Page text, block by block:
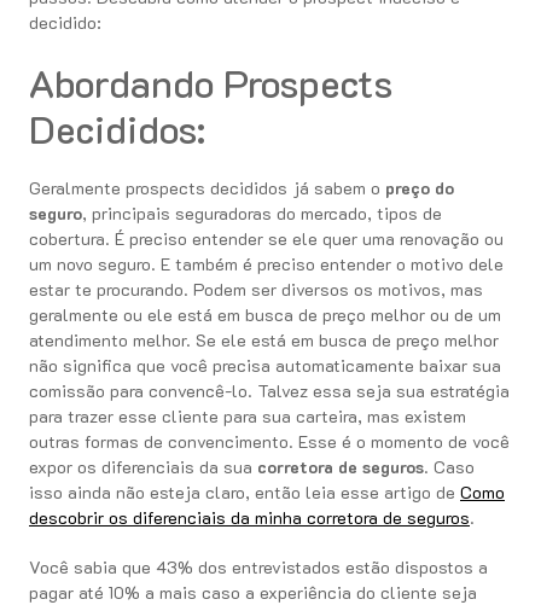
decidido:
Abordando Prospects
Decididos:
Geralmente prospects decididos já sabem o preço do
seguro, principais seguradoras do mercado, tipos de
cobertura. É preciso entender se ele quer uma renovação ou
um novo seguro. E também é preciso entender o motivo dele
estar te procurando. Podem ser diversos os motivos, mas
geralmente ou ele está em busca de preço melhor ou de um
atendimento melhor. Se ele está em busca de preço melhor
não significa que você precisa automaticamente baixar sua
comissão para convencê-lo. Talvez essa seja sua estratégia
para trazer esse cliente para sua carteira, mas existem
outras formas de convencimento. Esse é o momento de você
expor os diferenciais da sua corretora de seguros. Caso
isso ainda não esteja claro, então leia esse artigo de Como
descobrir os diferenciais da minha corretora de seguros.
Você sabia que 43% dos entrevistados estão dispostos a
pagar até 10% a mais caso a experiência do cliente seja